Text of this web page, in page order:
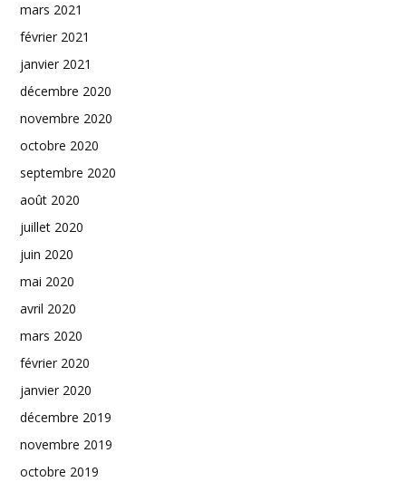
mars 2021
février 2021
janvier 2021
décembre 2020
novembre 2020
octobre 2020
septembre 2020
août 2020
juillet 2020
juin 2020
mai 2020
avril 2020
mars 2020
février 2020
janvier 2020
décembre 2019
novembre 2019
octobre 2019